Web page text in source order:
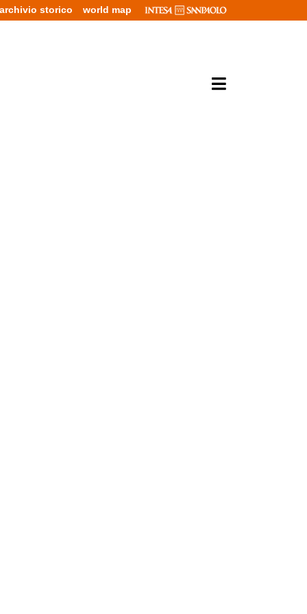
archivio storico world map